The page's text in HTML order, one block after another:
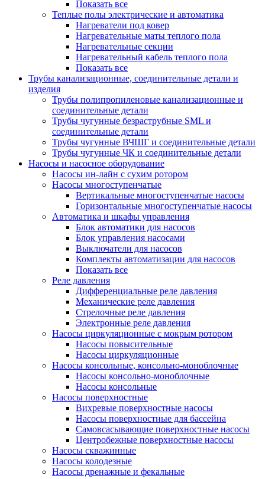
Показать все
Теплые полы электрические и автоматика
Нагреватели под ковер
Нагревательные маты теплого пола
Нагревательные секции
Нагревательный кабель теплого пола
Показать все
Трубы канализационные, соединительные детали и
изделия
Трубы полипропиленовые канализационные и
соединительные детали
Трубы чугунные безраструбные SML и
соединительные детали
Трубы чугунные ВЧШГ и соединительные детали
Трубы чугунные ЧК и соединительные детали
Насосы и насосное оборудование
Насосы ин-лайн с сухим ротором
Насосы многоступенчатые
Вертикальные многоступенчатые насосы
Горизонтальные многоступенчатые насосы
Автоматика и шкафы управления
Блок автоматики для насосов
Блок управления насосами
Выключатели для насосов
Комплекты автоматизации для насосов
Показать все
Реле давления
Дифференциальные реле давления
Механические реле давления
Стрелочные реле давления
Электронные реле давления
Насосы циркуляционные с мокрым ротором
Насосы повысительные
Насосы циркуляционные
Насосы консольные, консольно-моноблочные
Насосы консольно-моноблочные
Насосы консольные
Насосы поверхностные
Вихревые поверхностные насосы
Насосы поверхностные для бассейна
Самовсасывающие поверхностные насосы
Центробежные поверхностные насосы
Насосы скважинные
Насосы колодезные
Насосы дренажные и фекальные